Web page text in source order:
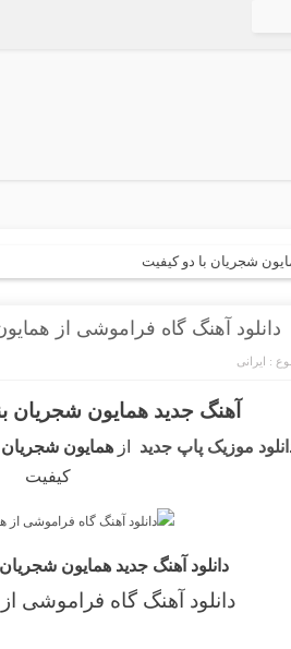
شجریان با دو کیفیت
دانلود آهنگ گاه فراموشی از
: ایرانی
آهنگ جدید همایون شجریان
موزیک پاپ جدید ازهمایون شجریان
کیفیت
دانلود آهنگ جدید همایون
دانلود آهنگ گاه فراموشی